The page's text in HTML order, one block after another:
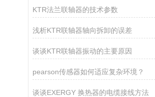
KTR法兰联轴器的技术参数
浅析KTR联轴器轴向拆卸的误差
谈谈KTR联轴器振动的主要原因
pearson传感器如何适应复杂环境？
谈谈EXERGY 换热器的电缆接线方法